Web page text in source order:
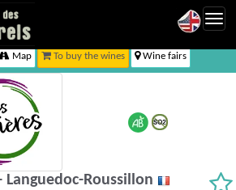
Map To buy the wines Wine fairs
Roussillon